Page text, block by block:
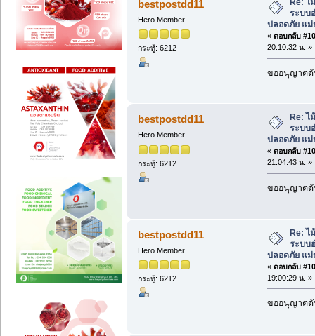
bestpostdd11
Hero Member
กระทู้: 6212
Re: ไ
ระบบ
ปลอดภัย แม่
« ตอบกลับ
20:10:32 น. »
ขออนุญาตดั
bestpostdd11
Hero Member
กระทู้: 6212
Re: ไ
ระบบ
ปลอดภัย แม่
« ตอบกลับ
21:04:43 น. »
ขออนุญาตดั
bestpostdd11
Hero Member
กระทู้: 6212
Re: ไ
ระบบ
ปลอดภัย แม่
« ตอบกลับ
19:00:29 น. »
ขออนุญาตดั